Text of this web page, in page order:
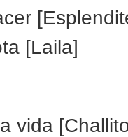
[Laila]
vida